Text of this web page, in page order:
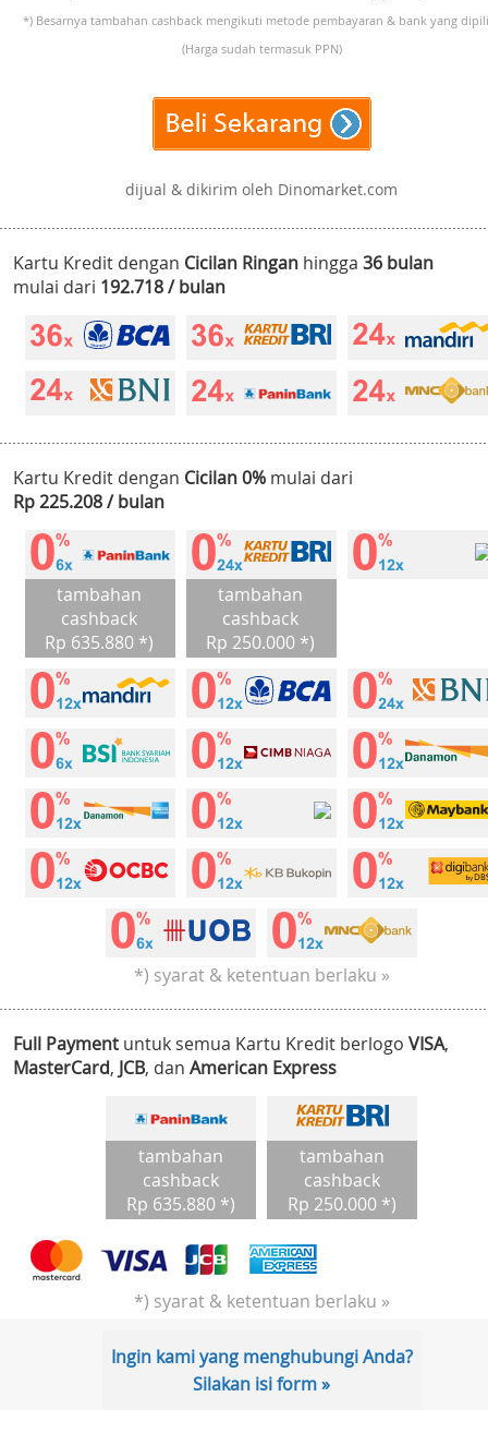
*) Besarnya tambahan cashback mengikuti metode pembayaran & bank yang
(Harga sudah termasuk PPN)
dijual & dikirim oleh Dinomarket.com
Kartu Kredit dengan Cicilan Ringan hingga 36 bulan
mulai dari 192.718 / bulan
Kartu Kredit dengan Cicilan 0% mulai dari
Rp 225.208 / bulan
tambahan
cashback
Rp 635.880 *)
tambahan
cashback
Rp 250.000 *)
*) syarat & ketentuan berlaku »
Full Payment untuk semua Kartu Kredit berlogo VISA,
MasterCard, JCB, dan American Express
tambahan
cashback
Rp 635.880 *)
tambahan
cashback
Rp 250.000 *)
*) syarat & ketentuan berlaku »
Ingin kami yang menghubungi Anda?
Silakan isi form »